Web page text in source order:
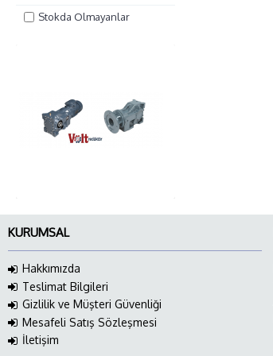
Stokda Olmayanlar
KURUMSAL
Hakkımızda
Teslimat Bilgileri
Gizlilik ve Müşteri Güvenliği
Mesafeli Satış Sözleşmesi
İletişim